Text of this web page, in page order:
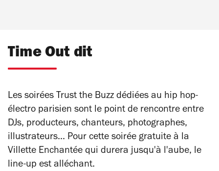
Time Out dit
Les soirées Trust the Buzz dédiées au hip hop-
électro parisien sont le point de rencontre entre
DJs, producteurs, chanteurs, photographes,
illustrateurs... Pour cette soirée gratuite à la
Villette Enchantée qui durera jusqu'à l'aube, le
line-up est alléchant.